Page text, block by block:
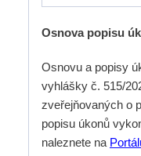
Osnova popisu
Osnovu a popisy
vyhlášky č. 515/
zveřejňovaných o
popisu úkonů
naleznete na